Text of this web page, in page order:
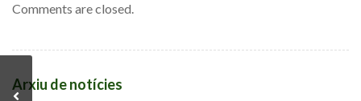
Comments are closed.
Arxiu de notícies